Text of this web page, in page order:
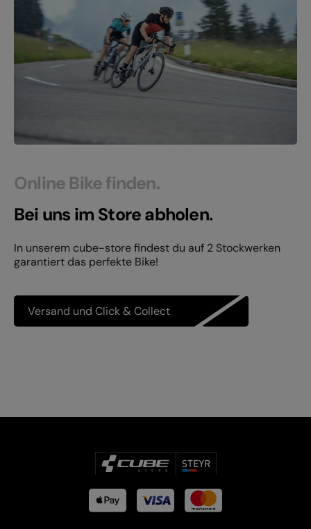
Online Bike finden.
Bei uns im Store abholen.
In unserem cube-store findest du auf 2 Stockwerken
garantiert das perfekte Bike!
Versand und Click & Collect